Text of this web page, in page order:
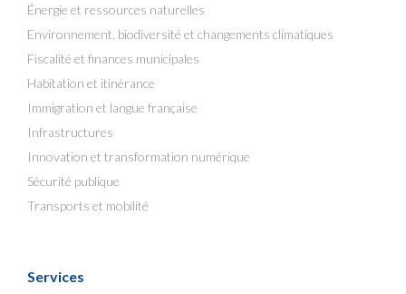
Énergie et ressources naturelles
Environnement, biodiversité et changements climatiques
Fiscalité et finances municipales
Habitation et itinérance
Immigration et langue française
Infrastructures
Innovation et transformation numérique
Sécurité publique
Transports et mobilité
Services